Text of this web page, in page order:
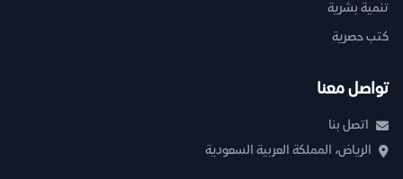
تنمية بشرية
كتب حصرية
تواصل معنا
اتصل بنا
الرياض، المملكة العربية السعودية